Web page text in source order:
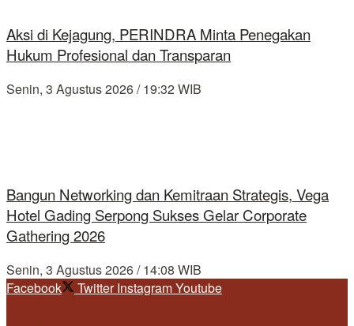
Aksi di Kejagung, PERINDRA Minta Penegakan
Hukum Profesional dan Transparan
Senin, 3 Agustus 2026 / 19:32 WIB
Bangun Networking dan Kemitraan Strategis, Vega
Hotel Gading Serpong Sukses Gelar Corporate
Gathering 2026
Senin, 3 Agustus 2026 / 14:08 WIB
Facebook
Twitter InstagramYoutube